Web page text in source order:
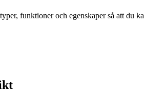
funktioner och egenskaper så att du